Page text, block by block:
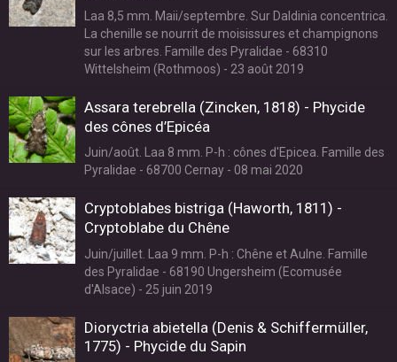
Laa 8,5 mm. Maii/septembre. Sur Daldinia concentrica.
La chenille se nourrit de moisissures et champignons
sur les arbres. Famille des Pyralidae - 68310
Wittelsheim (Rothmoos) - 23 août 2019
Assara terebrella (Zincken, 1818) - Phycide
des cônes d’Epicéa
Juin/août. Laa 8 mm. P-h : cônes d'Epicea. Famille des
Pyralidae - 68700 Cernay - 08 mai 2020
Cryptoblabes bistriga (Haworth, 1811) -
Cryptoblabe du Chêne
Juin/juillet. Laa 9 mm. P-h : Chêne et Aulne. Famille
des Pyralidae - 68190 Ungersheim (Ecomusée
d'Alsace) - 25 juin 2019
Dioryctria abietella (Denis & Schiffermüller,
1775) - Phycide du Sapin